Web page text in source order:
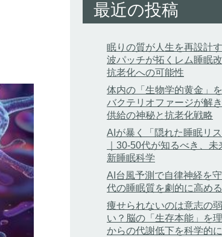
最近の投稿
眠りの質が人生を再設計
波パッチが拓くレム睡眠
抗老化への可能性
体内の「生物学的黄金」を
バクテリオファージが解
供給の神秘と抗老化戦略
AIが暴く「隠れた睡眠リ
｜30-50代が知るべき、
新睡眠科学
AI台風予測で自律神経を
代の睡眠質を劇的に高め
痩せられないのは意志の
い？脳の「生存本能」を
からの代謝低下を科学的